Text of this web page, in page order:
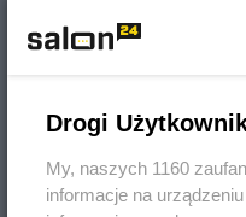
Drogi
My, naszych 1160
informacje na